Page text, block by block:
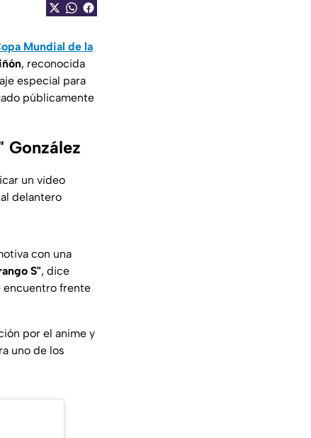
Mundial de la
, reconocida
especial para
públicamente
González
un video
delantero
con una
S", dice
frente
por el anime y
uno de los